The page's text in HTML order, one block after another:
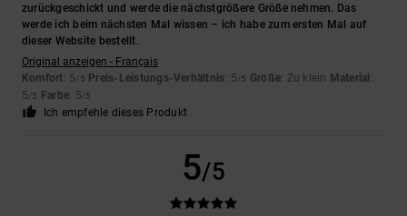
zurückgeschickt und werde die nächstgrößere Größe nehmen. Das
werde ich beim nächsten Mal wissen – ich habe zum ersten Mal auf
dieser Website bestellt.
Original anzeigen - Français
Komfort: 5/5 Preis-Leistungs-Verhältnis: 5/5 Größe: Zu klein Material :
5/5 Farbe: 5/5
Ich empfehle dieses Produkt
5/5